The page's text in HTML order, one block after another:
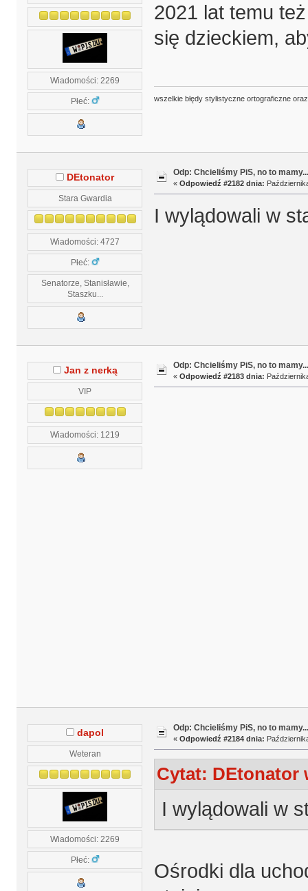
Wiadomości: 2269
Płeć:
2021 lat temu
się dzieckiem,
wszelkie błędy stylistyczne ortograficzne
DEtonator
Stara Gwardia
Wiadomości: 4727
Płeć:
Senatorze, Stanisławie,
Staszku...
Odp: Chcieliśmy PiS, no to
« Odpowiedź #2182 dnia:
I wylądowali w
Jan z nerką
VIP
Wiadomości: 1219
Odp: Chcieliśmy PiS, no to
« Odpowiedź #2183 dnia:
dapol
Weteran
Wiadomości: 2269
Płeć:
Odp: Chcieliśmy PiS, no to
« Odpowiedź #2184 dnia:
Cytat: DEtonator
I wylądowali w
Ośrodki dla